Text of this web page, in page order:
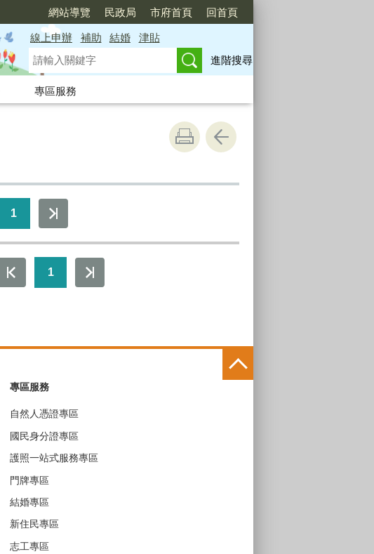
網站導覽 民政局 市府首頁 回首頁
線上申辦 補助 結婚
津貼
進階搜尋
專區服務
1
1
專區服務
自然人憑證專區
國民身分證專區
護照一站式服務專區
門牌專區
結婚專區
新住民專區
志工專區